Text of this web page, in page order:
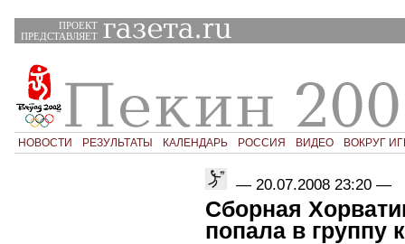
ПРОЕКТ
ПРЕДСТАВЛЯЕТ
НОВОСТИ РЕЗУЛЬТАТЫ КАЛЕНДАРЬ РОССИЯ ВИДЕО ВОКРУГ
— 20.07.2008 23:20 —
Сборная
попала в группу